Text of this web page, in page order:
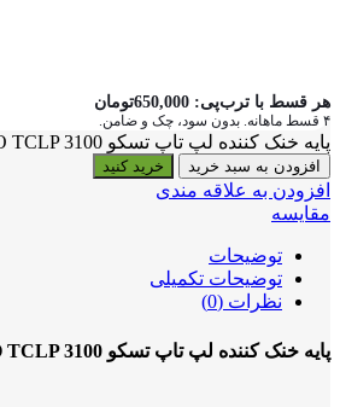
هر قسط با ترب‌پی: 650,000تومان
۴ قسط ماهانه. بدون سود، چک و ضامن.
پایه خنک کننده لپ تاپ تسکو TSCO TCLP 3100 عدد
افزودن به سبد خرید خرید کنید
افزودن به علاقه مندی
مقایسه
توضیحات
توضیحات تکمیلی
نظرات (0)
پایه خنک کننده لپ تاپ تسکو TSCO TCLP 3100